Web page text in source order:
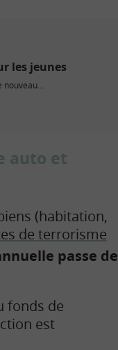
les jeunes
nouveau...
auto et
(habitation,
de terrorisme
passe de
fonds de
est